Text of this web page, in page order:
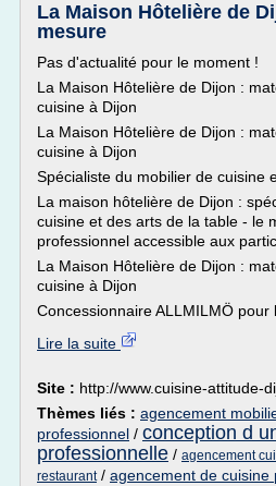
La Maison Hôtelière de
mesure
Pas d'actualité pour le moment !
La Maison Hôtelière de Dijon :
cuisine à Dijon
La Maison Hôtelière de Dijon :
cuisine à Dijon
Spécialiste du mobilier de cuisine
La maison hôtelière de Dijon :
cuisine et des arts de la table - le
professionnel accessible aux
La Maison Hôtelière de Dijon :
cuisine à Dijon
Concessionnaire ALLMILMÖ pour
Lire la suite
Site : http://www.cuisine-attitude-
Thèmes liés : agencement
professionnel / conception d
professionnelle / agencement
restaurant/ agencement de cuisine